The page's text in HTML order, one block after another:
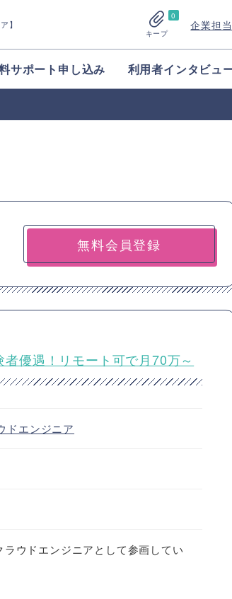
】
0
キープ
企業担
サポート申し込み 利用者インタビュ
無料会員登録
優遇！リモート可で月70万～
ドエンジニア
ウドエンジニアとして参画してい